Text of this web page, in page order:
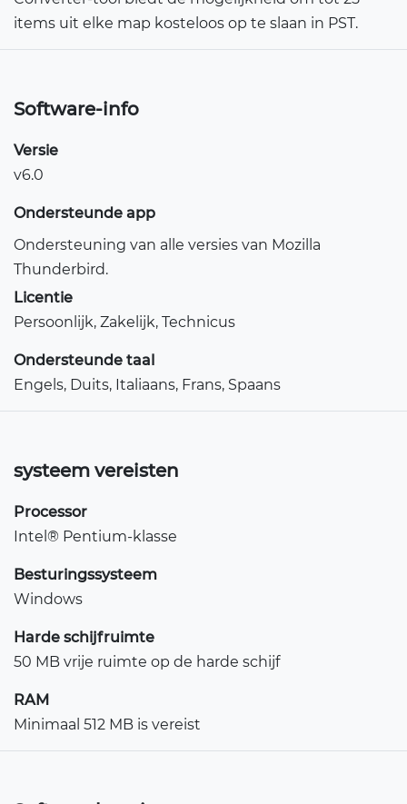
items uit elke map kosteloos op te slaan in PST.
Software-info
Versie
v6.0
Ondersteunde app
Ondersteuning van alle versies van Mozilla
Thunderbird.
Licentie
Persoonlijk, Zakelijk, Technicus
Ondersteunde taal
Engels, Duits, Italiaans, Frans, Spaans
systeem vereisten
Processor
Intel® Pentium-klasse
Besturingssysteem
Windows
Harde schijfruimte
50 MB vrije ruimte op de harde schijf
RAM
Minimaal 512 MB is vereist